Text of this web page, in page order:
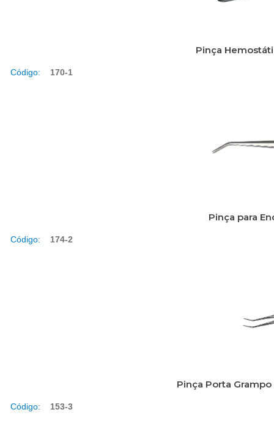
Pinça
Código: 170-1
Pinça para
Código: 174-2
Pinça Porta
Código: 153-3